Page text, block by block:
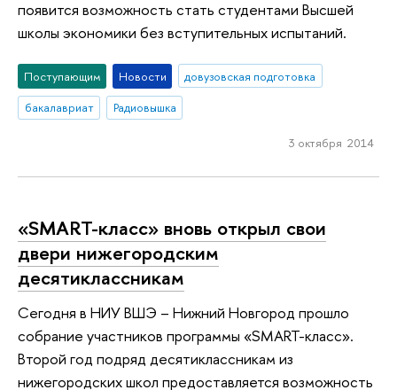
появится возможность стать студентами Высшей
школы экономики без вступительных испытаний.
Поступающим Новости
довузовская подготовка
бакалавриат
Радиовышка
3 октября 2014
«SMART-класс» вновь открыл свои
двери нижегородским
десятиклассникам
Сегодня в НИУ ВШЭ – Нижний Новгород прошло
собрание участников программы «SMART-класс».
Второй год подряд десятиклассникам из
нижегородских школ предоставляется возможность